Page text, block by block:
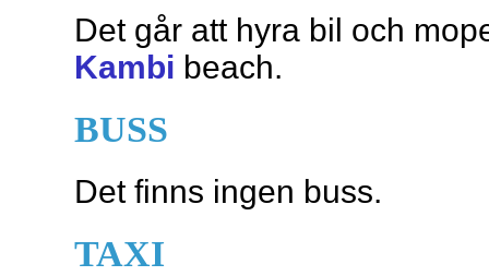
Det går att hyra bil och
Kambi beach.
BUSS
Det finns ingen buss.
TAXI